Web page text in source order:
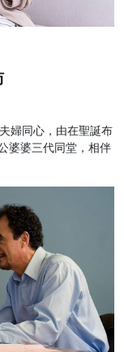
婦同心，由在聖誕布
婆婆三代同堂，相伴